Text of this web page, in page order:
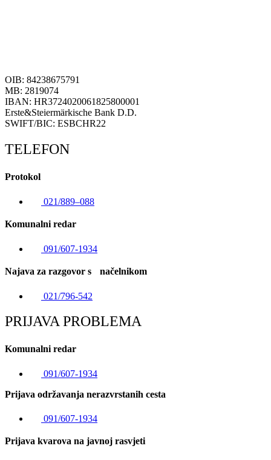
OIB: 84238675791
MB: 2819074
IBAN: HR3724020061825800001
Erste&Steiermärkische Bank D.D.
SWIFT/BIC: ESBCHR22
TELEFON
Protokol
021/889–088
Komunalni redar
091/607-1934
Najava za razgovor s načelnikom
021/796-542
PRIJAVA PROBLEMA
Komunalni redar
091/607-1934
Prijava održavanja nerazvrstanih cesta
091/607-1934
Prijava kvarova na javnoj rasvjeti